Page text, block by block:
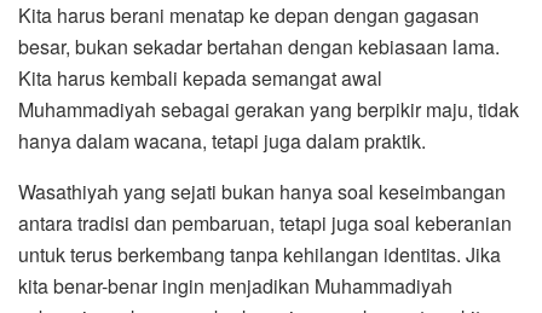
Kita harus berani menatap ke depan dengan gagasan
besar, bukan sekadar bertahan dengan kebiasaan lama.
Kita harus kembali kepada semangat awal
Muhammadiyah sebagai gerakan yang berpikir maju, tidak
hanya dalam wacana, tetapi juga dalam praktik.
Wasathiyah yang sejati bukan hanya soal keseimbangan
antara tradisi dan pembaruan, tetapi juga soal keberanian
untuk terus berkembang tanpa kehilangan identitas. Jika
kita benar-benar ingin menjadikan Muhammadiyah